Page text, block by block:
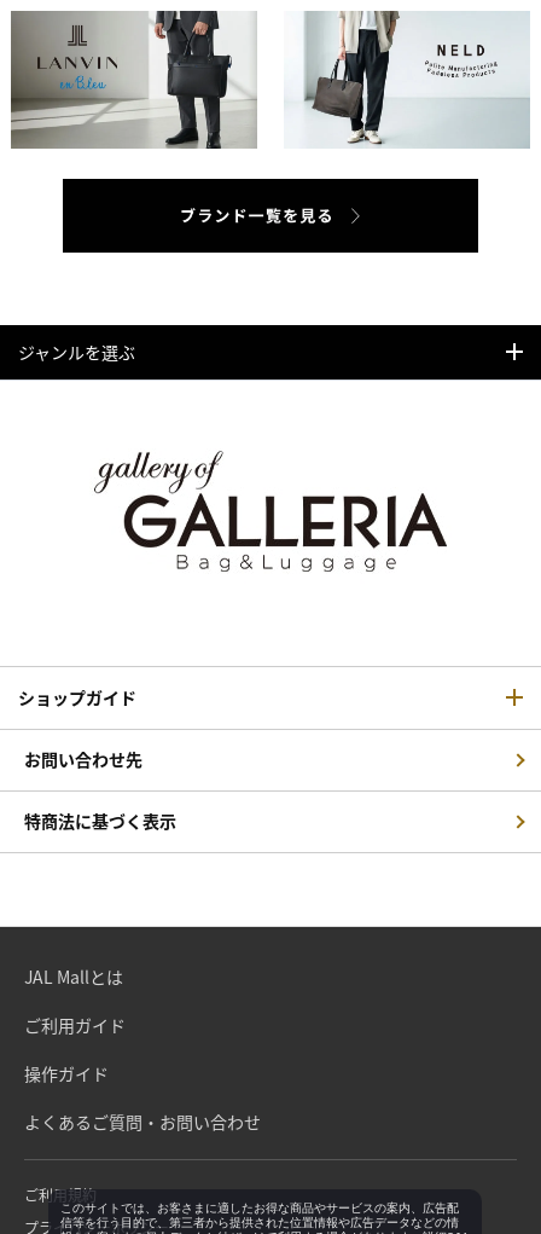
ジャンルを選ぶ
ショップガイド
お問い合わせ先
特商法に基づく表示
JAL Mallとは
ご利用ガイド
操作ガイド
よくあるご質問・お問い合わせ
ご利用規約
プライバシーポリシー
このサイトでは、お客さまに適したお得な商品やサービスの案内、広告配
信等を行う目的で、第三者から提供された位置情報や広告データなどの情